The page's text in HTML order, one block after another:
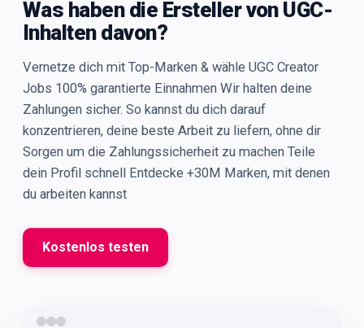
Was haben die Ersteller von UGC-
Inhalten davon?
Vernetze dich mit Top-Marken & wähle UGC Creator
Jobs 100% garantierte Einnahmen Wir halten deine
Zahlungen sicher. So kannst du dich darauf
konzentrieren, deine beste Arbeit zu liefern, ohne dir
Sorgen um die Zahlungssicherheit zu machen Teile
dein Profil schnell Entdecke +30M Marken, mit denen
du arbeiten kannst
Kostenlos testen